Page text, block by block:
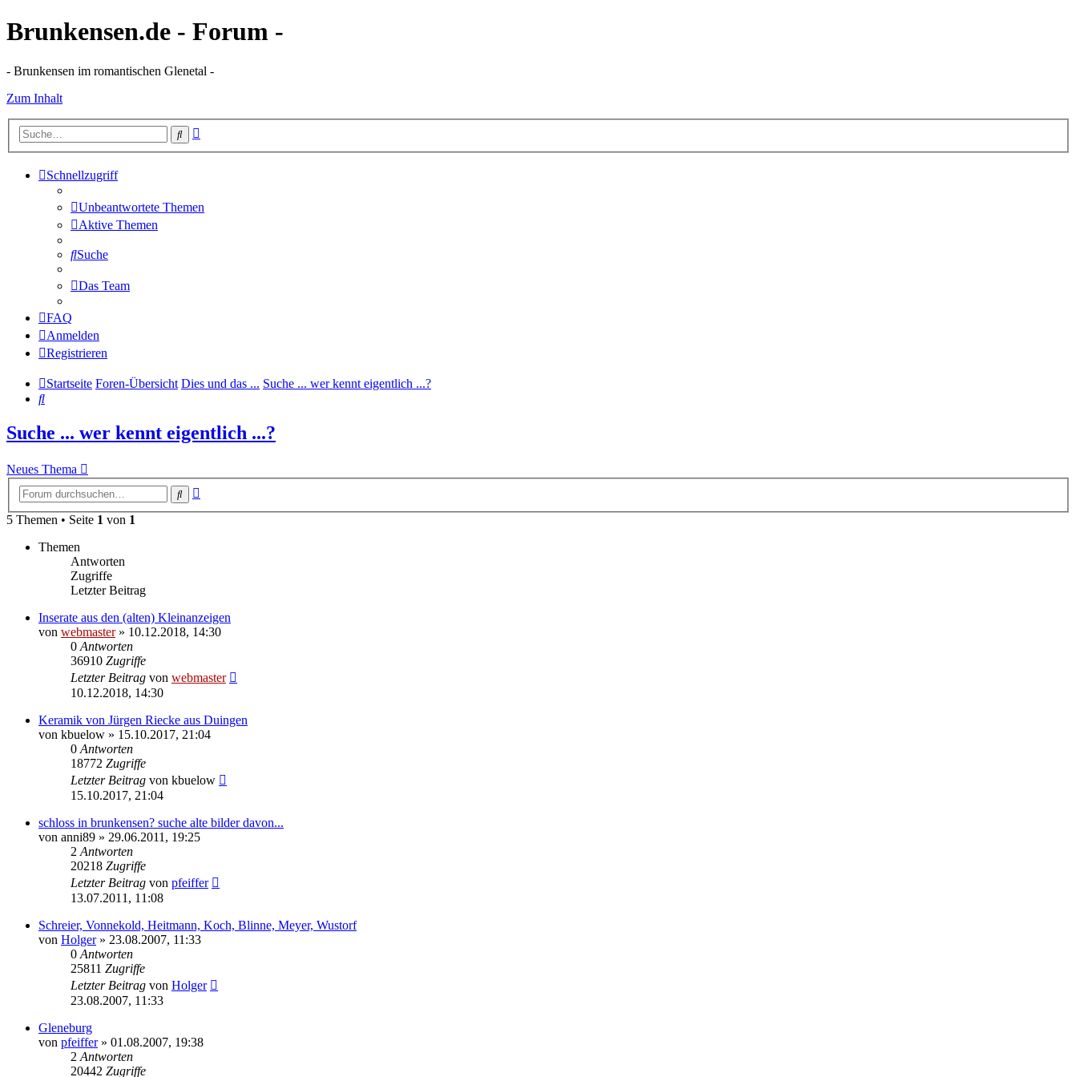
Brunkensen.de - Forum -
- Brunkensen im romantischen Glenetal -
Zum Inhalt
Suche
Schnellzugriff
Unbeantwortete Themen
Aktive Themen
Suche
Das Team
FAQ
Anmelden
Registrieren
Startseite Foren-Übersicht Dies und das ... Suche ... wer kennt eigentlich ...?
Suche
Suche ... wer kennt eigentlich ...?
Neues Thema
Suche
5 Themen • Seite 1 von 1
Themen
Antworten
Zugriffe
Letzter Beitrag
Inserate aus den (alten) Kleinanzeigen
von webmaster» 10.12.2018, 14:30
0 Antworten
36910 Zugriffe
Letzter Beitrag von webmaster
10.12.2018, 14:30
Keramik von Jürgen Riecke aus Duingen
von kbuelow » 15.10.2017, 21:04
0 Antworten
18772 Zugriffe
Letzter Beitrag von kbuelow
15.10.2017, 21:04
schloss in brunkensen? suche alte bilder davon...
von anni89 » 29.06.2011, 19:25
2 Antworten
20218 Zugriffe
Letzter Beitrag von pfeiffer
13.07.2011, 11:08
Schreier, Vonnekold, Heitmann, Koch, Blinne, Meyer, Wustorf
von Holger» 23.08.2007, 11:33
0 Antworten
25811 Zugriffe
Letzter Beitrag von Holger
23.08.2007, 11:33
Gleneburg
von pfeiffer» 01.08.2007, 19:38
2 Antworten
20442 Zugriffe